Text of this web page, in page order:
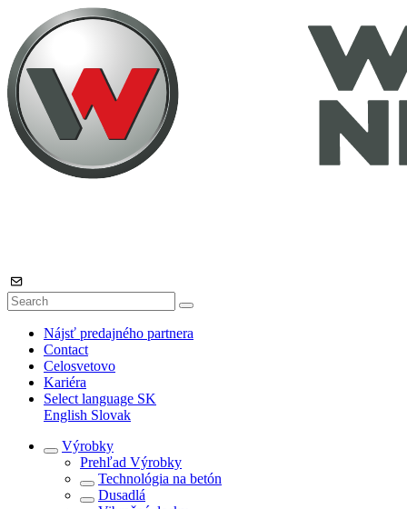
Nájsť predajného partnera
Contact
Celosvetovo
Kariéra
Select language SK
English Slovak
Výrobky
Prehľad Výrobky
Technológia na betón
Dusadlá